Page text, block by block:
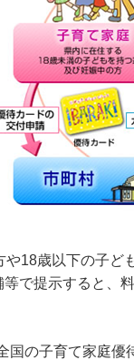
や18歳以下の子
で提示すると、
国の子育て家庭